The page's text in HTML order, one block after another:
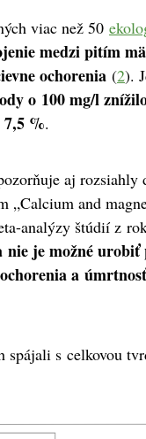
viac než 50
medzi pitím
ochorenia (2).
o 100 mg/l
7,5 %.
aj rozsiahly
„Calcium and
analýzy štúdií z
je možné urobiť
a
spájali s celkovou